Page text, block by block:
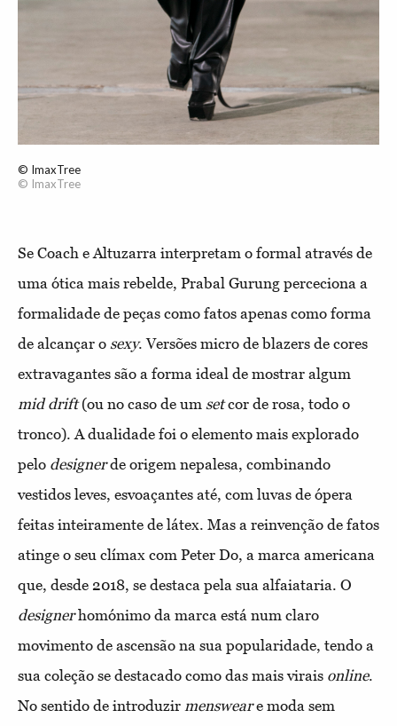
© ImaxTree
© ImaxTree
Se Coach e Altuzarra interpretam o formal através de
uma ótica mais rebelde, Prabal Gurung perceciona a
formalidade de peças como fatos apenas como forma
de alcançar o sexy. Versões micro de blazers de cores
extravagantes são a forma ideal de mostrar algum
mid drift(ou no caso de um setcor de rosa, todo o
tronco). A dualidade foi o elemento mais explorado
pelo designerde origem nepalesa, combinando
vestidos leves, esvoaçantes até, com luvas de ópera
feitas inteiramente de látex. Mas a reinvenção de fatos
atinge o seu clímax com Peter Do, a marca americana
que, desde 2018, se destaca pela sua alfaiataria. O
designerhomónimo da marca está num claro
movimento de ascensão na sua popularidade, tendo a
sua coleção se destacado como das mais virais online.
No sentido de introduzir mensweare moda sem